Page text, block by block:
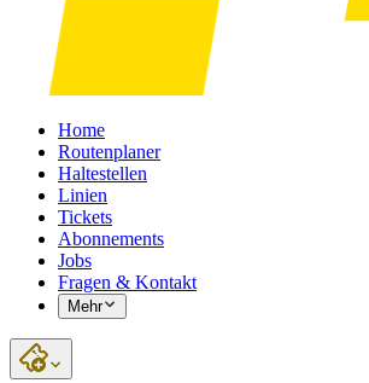
Home
Routenplaner
Haltestellen
Linien
Tickets
Abonnements
Jobs
Fragen & Kontakt
Mehr